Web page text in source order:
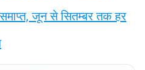
जून से सितम्बर तक हर